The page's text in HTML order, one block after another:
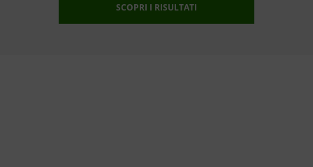
SCOPRI I RISULTATI